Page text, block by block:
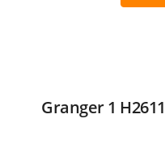
Granger 1